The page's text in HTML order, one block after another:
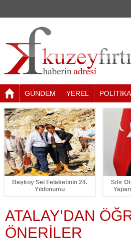
GÜNDEM YEREL POLİTİKA
Beşköy Sel Felaketinin 24.
Yıldönümü
Sıfır
ATALAY’DAN
ÖNERİLER